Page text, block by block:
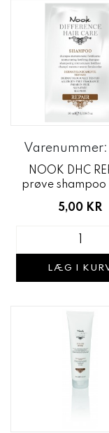
Varenummer:
NOOK DHC
prøve shampoo
5,00 KR
LÆG I